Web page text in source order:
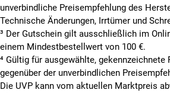
unverbindliche Preisempfehlung des
Technische Änderungen, Irrtümer und
³ Der Gutschein gilt ausschließlich im
einem Mindestbestellwert von 100 €.
⁴ Gültig für ausgewählte, gekennzeichnete
gegenüber der unverbindlichen
Die UVP kann vom aktuellen Marktpreis